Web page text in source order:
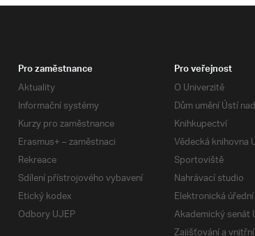
Pro zaměstnance
Aktuality
Informační systémy
Kurzy pro zaměstnance
Erasmus+ – zaměstnaci
Rekreace
Sdílení přístrojového vybavení
Etický kodex
Odbory UJEP
Pro veřejnost
O Univerzitě
Dům umění Ústí
Knihkupectví
Vědecká knihovna
Sportoviště
Nahrávací studio
Elektronická
Akademický senát